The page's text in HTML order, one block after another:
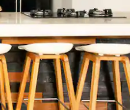
и надолу или навигирайте с